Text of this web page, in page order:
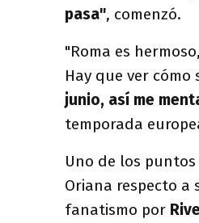
pasa", comenzó.
"Roma es
Hay que ver cómo
junio, así me
temporada
Uno de los
Oriana respecto a
fanatismo por